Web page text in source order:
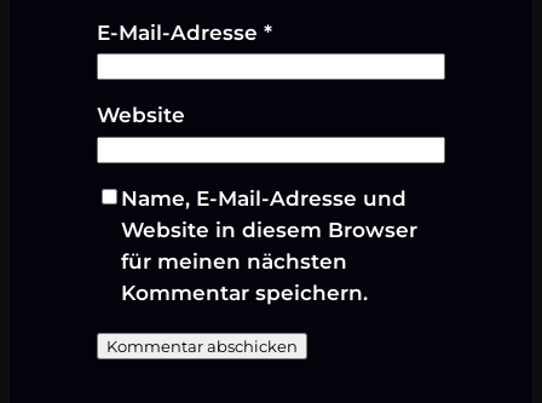
E-Mail-Adresse *
Website
Name, E-Mail-Adresse und
Website in diesem Browser
für meinen nächsten
Kommentar speichern.